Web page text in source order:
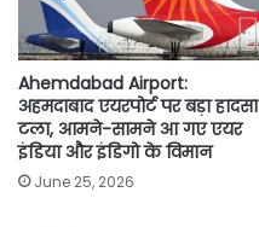
Ahemdabad Airport:
अहमदाबाद एयरपोर्ट पर बड़ा हादसा
टला, आमने-सामने आ गए एयर
इंडिया और इंडिगो के विमान
June 25, 2026